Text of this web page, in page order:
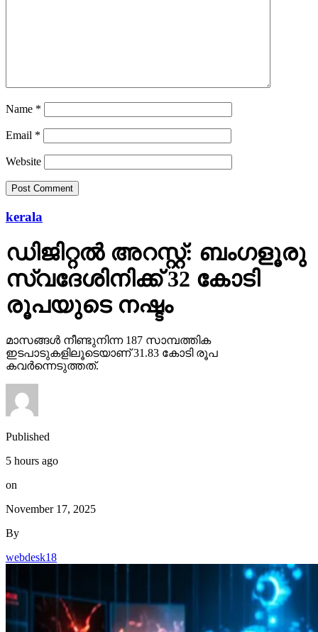
Name *
Email *
Website
kerala
ഡിജിറ്റല്‍ അറസ്റ്റ്: ബംഗളൂരു
സ്വദേശിനിക്ക് 32 കോടി
രൂപയുടെ നഷ്ടം
മാസങ്ങള്‍ നീണ്ടുനിന്ന 187 സാമ്പത്തിക
ഇടപാടുകളിലൂടെയാണ് 31.83 കോടി രൂപ
കവര്‍ന്നെടുത്തത്.
Published
5 hours ago
on
November 17, 2025
By
webdesk18